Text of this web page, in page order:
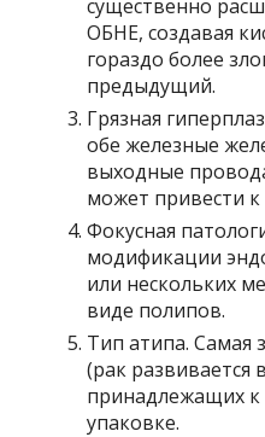
существенно
ОБНЕ, создавая
гораздо более
предыдущий.
Грязная
обе железные
выходные
может привести к
Фокусная
модификации
или нескольких
виде полипов.
Тип атипа. Самая
(рак развивается
принадлежащих
упаковке.